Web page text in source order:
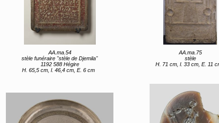
AA.ma.54
stèle funéraire "stèle de Djemila"
1192 588 Hégire
H. 65,5 cm, l. 46,4 cm, E. 6 cm
AA.ma.75
stèle
H. 71 cm, l. 33 cm, E. 11